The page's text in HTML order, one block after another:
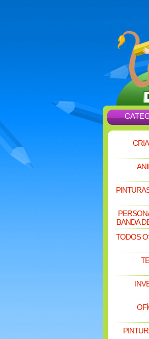
BANDA
TODOS